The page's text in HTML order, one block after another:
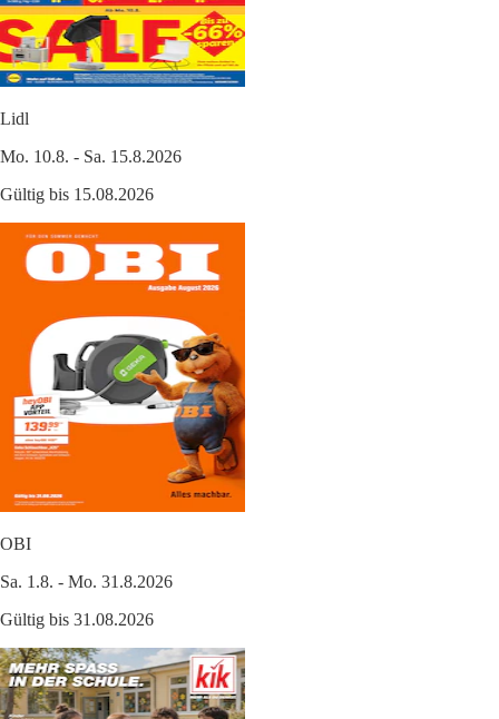
Lidl
Mo. 10.8. - Sa. 15.8.2026
Gültig bis 15.08.2026
OBI
Sa. 1.8. - Mo. 31.8.2026
Gültig bis 31.08.2026